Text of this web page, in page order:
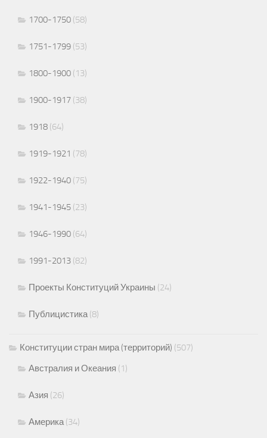
1700-1750 (58)
1751-1799 (53)
1800-1900 (13)
1900-1917 (38)
1918 (64)
1919-1921 (78)
1922-1940 (75)
1941-1945 (23)
1946-1990 (64)
1991-2013 (82)
Проекты Конституций Украины (24)
Публицистика(8)
Конституции стран мира (территорий) (507)
Австралия и Океания (1)
Азия (26)
Америка(34)